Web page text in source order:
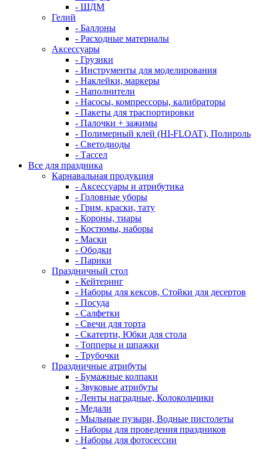
- ШДМ
Гелий
- Баллоны
- Расходные материалы
Аксессуары
- Грузики
- Инструменты для моделирования
- Наклейки, маркеры
- Наполнители
- Насосы, компрессоры, калибраторы
- Пакеты для траспортировки
- Палочки + зажимы
- Полимерный клей (HI-FLOAT), Полироль
- Светодиоды
- Тассел
Все для праздника
Карнавальная продукция
- Аксессуары и атрибутика
- Головные уборы
- Грим, краски, тату
- Короны, тиары
- Костюмы, наборы
- Маски
- Ободки
- Парики
Праздничный стол
- Кейтеринг
- Наборы для кексов, Стойки для десертов
- Посуда
- Салфетки
- Свечи для торта
- Скатерти, Юбки для стола
- Топперы и шпажки
- Трубочки
Праздничные атрибуты
- Бумажные колпаки
- Звуковые атрибуты
- Ленты наградные, Колокольчики
- Медали
- Мыльные пузыри, Водные пистолеты
- Наборы для проведения праздников
- Наборы для фотосессии